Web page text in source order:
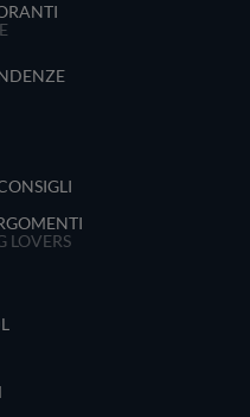
LOVERS